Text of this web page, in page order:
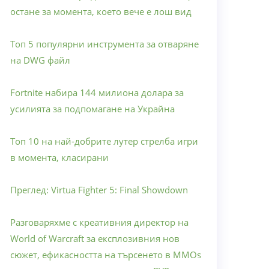
остане за момента, което вече е лош вид
Топ 5 популярни инструмента за отваряне
на DWG файл
Fortnite набира 144 милиона долара за
усилията за подпомагане на Украйна
Топ 10 на най-добрите лутер стрелба игри
в момента, класирани
Преглед: Virtua Fighter 5: Final Showdown
Разговаряхме с креативния директор на
World of Warcraft за експлозивния нов
сюжет, ефикасността на търсенето в MMOs